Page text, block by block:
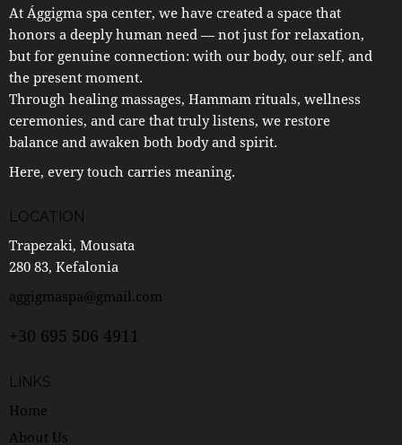
At Ággigma spa center, we have created a space that
honors a deeply human need — not just for relaxation,
but for genuine connection: with our body, our self, and
the present moment.
Through healing massages, Hammam rituals, wellness
ceremonies, and care that truly listens, we restore
balance and awaken both body and spirit.
Here, every touch carries meaning.
LOCATION
Trapezaki, Mousata
280 83, Kefalonia
aggigmaspa@gmail.com
+30 695 506 4911
LINKS
Home
About Us